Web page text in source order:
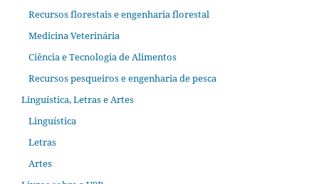
Recursos florestais e engenharia florestal
Medicina Veterinária
Ciência e Tecnologia de Alimentos
Recursos pesqueiros e engenharia de pesca
Linguística, Letras e Artes
Linguística
Letras
Artes